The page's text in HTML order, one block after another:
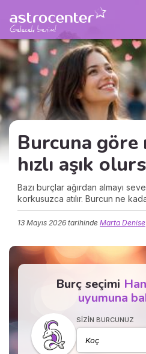
Burcuna göre
hızlı aşık
Bazı burçlar ağırdan almayı
korkusuzca atılır. Burcun ne
13 Mayıs 2026 tarihinde Marta Denise
Burç seçimi
uyumuna
SIZIN BURCUNUZ